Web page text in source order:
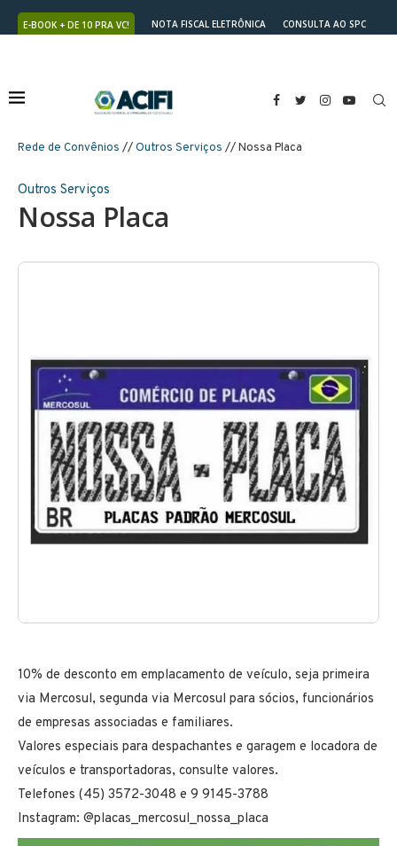
E-BOOK + DE 10 PRA VC! NOTA FISCAL ELETRÔNICA
CONSULTA AO SPC
Rede de Convênios //Outros Serviços // Nossa Placa
Outros Serviços
Nossa Placa
10% de desconto em emplacamento de veículo, seja primeira
via Mercosul, segunda via Mercosul para sócios, funcionários
de empresas associadas e familiares.
Valores especiais para despachantes e garagem e locadora de
veículos e transportadoras, consulte valores.
Telefones (45) 3572-3048 e 9 9145-3788
Instagram: @placas_mercosul_nossa_placa